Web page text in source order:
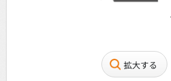
拡大する